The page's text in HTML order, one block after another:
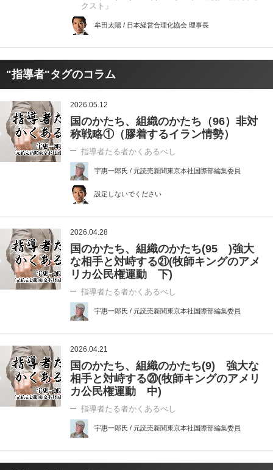
クスト」
牟田太陽 / 日本経営合理化協会 理事長
"指導者"タグのコラム
2026.05.12
国のかたち、組織のかたち（96）非対
称戦略①（膠着するイラン情勢）
指導者たる者かくあるべし
宇惠一郎氏 / 元読売新聞東京本社国際部編集委員
設定しないでください
2026.04.28
国のかたち、組織のかたち(95 )強大
な相手と対峙する㉑(牧師キングのアメ
リカ公民権運動 下)
指導者たる者かくあるべし
宇惠一郎氏 / 元読売新聞東京本社国際部編集委員
2026.04.21
国のかたち、組織のかたち(9) 強大な
相手と対峙する⑳(牧師キングのアメリ
カ公民権運動 中)
指導者たる者かくあるべし
宇惠一郎氏 / 元読売新聞東京本社国際部編集委員